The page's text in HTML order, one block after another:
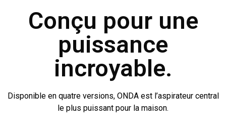
Conçu pour une
puissance
incroyable.
Disponible en quatre versions, ONDA est l’aspirateur central
le plus puissant pour la maison.